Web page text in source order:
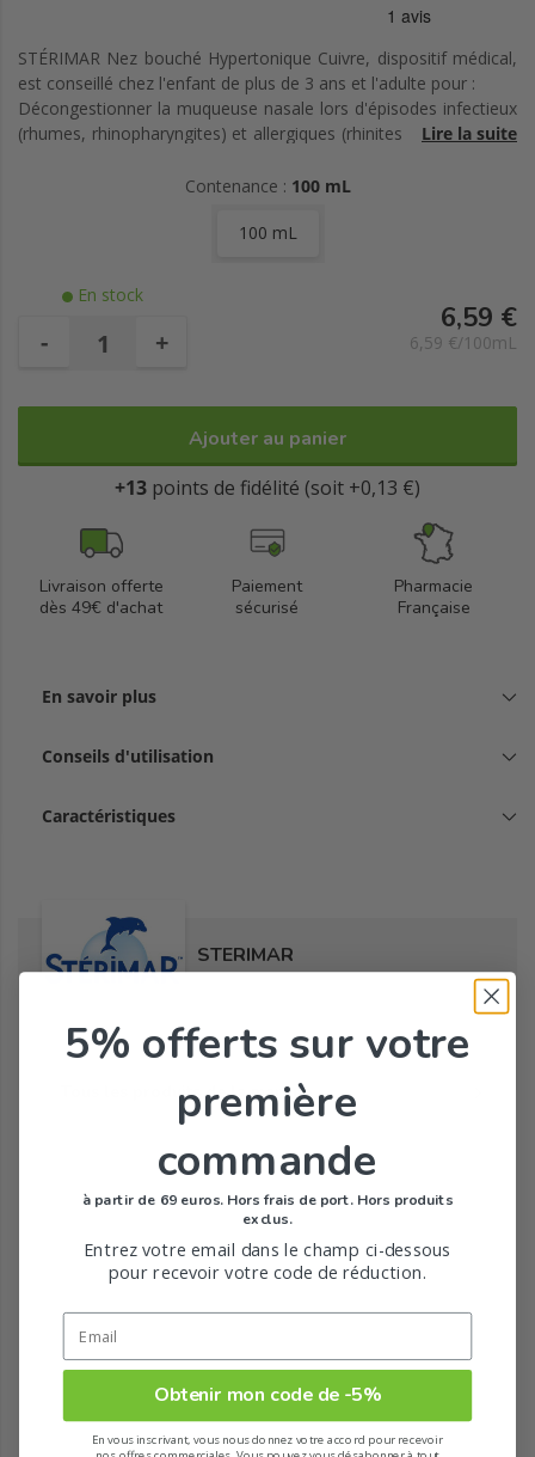
STÉRIMAR Nez bouché Hypertonique Cuivre, dispositif médical,
est conseillé chez l'enfant de plus de 3 ans et l'adulte pour :
Décongestionner la muqueuse nasale lors d'épisodes infectieux
(rhumes, rhinopharyngites) et allergiques (rhinites allergiques) et
Limiter les risques de surinfection de la sphère ORL : pharyngite,
Lire la suite
Contenance : 100 mL
100 mL
En stock
- +
6,59 €
6,59 €/100mL
Ajouter au panier
+13 points de fidélité (soit +0,13 €)
Livraison offerte
dès 49€ d'achat
Paiement
sécurisé
Pharmacie
Française
En savoir plus
Conseils d'utilisation
Caractéristiques
STERIMAR
Tous les produits de la marque
5% offerts sur votre
première
commande
à partir de 69 euros. Hors frais de port. Hors produits
exclus.
Entrez votre email dans le champ ci-dessous
pour recevoir votre code de réduction.
Obtenir mon code de -5%
En vous inscrivant, vous nous donnez votre accord pour recevoir